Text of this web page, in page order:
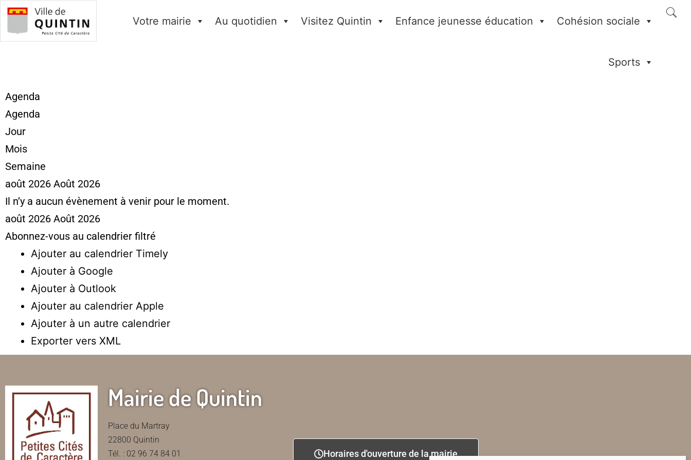
Votre mairie Au quotidien Visitez Quintin Enfance jeunesse éducation Cohésion sociale
Sports
Agenda
Agenda
Jour
Mois
Semaine
août 2026 Août 2026
Il n’y a aucun évènement à venir pour le moment.
août 2026 Août 2026
Abonnez-vous au calendrier filtré
Ajouter au calendrier Timely
Ajouter à Google
Ajouter à Outlook
Ajouter au calendrier Apple
Ajouter à un autre calendrier
Exporter vers XML
Mairie de Quintin
Place du Martray
22800 Quintin
Tél. : 02 96 74 84 01
Horaires d'ouverture de la mairie